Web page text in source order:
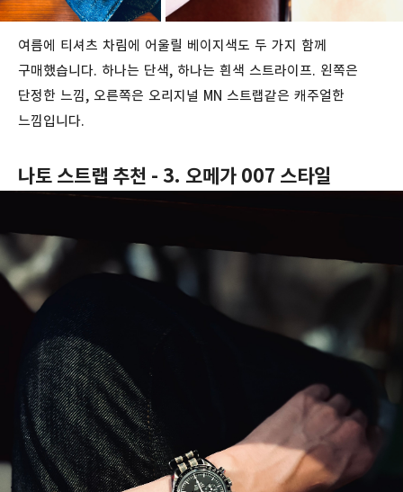
여름에 티셔츠 차림에 어울릴 베이지색도 두 가지 함께
구매했습니다. 하나는 단색, 하나는 흰색 스트라이프. 왼쪽은
단정한 느낌, 오른쪽은 오리지널 MN 스트랩같은 캐주얼한
느낌입니다.
나토 스트랩 추천 - 3. 오메가 007 스타일